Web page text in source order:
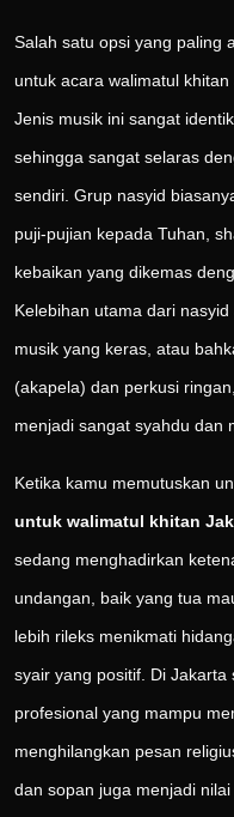
Salah satu opsi yang paling
untuk acara walimatul
Jenis musik ini sangat
sehingga sangat selaras
sendiri. Grup nasyid
puji-pujian kepada Tuhan,
kebaikan yang dikemas
Kelebihan utama dari
musik yang keras, atau
(akapela) dan perkusi
menjadi sangat syahdu dan
Ketika kamu memutuskan
untuk walimatul khitan
sedang menghadirkan
undangan, baik yang tua
lebih rileks menikmati
syair yang positif. Di
profesional yang mampu
menghilangkan pesan
dan sopan juga menjadi